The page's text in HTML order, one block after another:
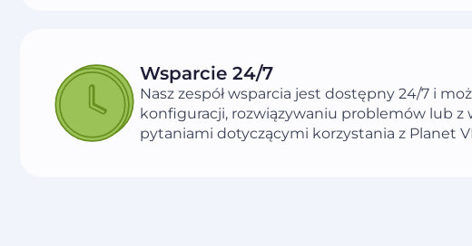
Wsparcie 24/7
Nasz zespół wsparcia jest dostępny 24/7 i
konfiguracji, rozwiązywaniu problemów lub z
pytaniami dotyczącymi korzystania z Planet